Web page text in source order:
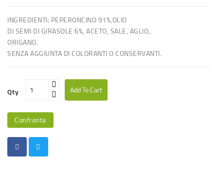
INGREDIENTI: PEPERONCINO 91%,OLIO
DI SEMI DI GIRASOLE 6%, ACETO, SALE, AGLIO,
ORIGANO.
SENZA AGGIUNTA DI COLORANTI O CONSERVANTI.
Qty Add To Cart
Confronta